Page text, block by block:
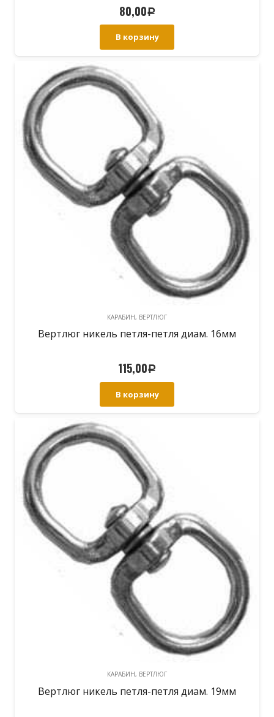
80,00Р
В корзину
КАРАБИН, ВЕРТЛЮГ
Вертлюг никель петля-петля диам. 16мм
115,00Р
В корзину
КАРАБИН, ВЕРТЛЮГ
Вертлюг никель петля-петля диам. 19мм